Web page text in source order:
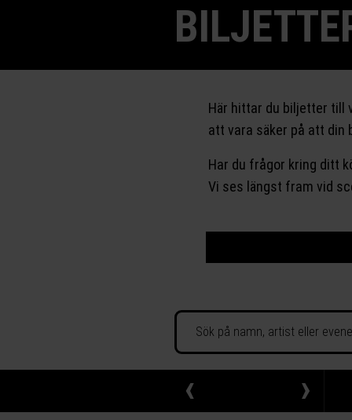
Här hittar du biljetter till
att vara säker på att din
Har du frågor kring ditt
Vi ses längst fram vid
‹ ›